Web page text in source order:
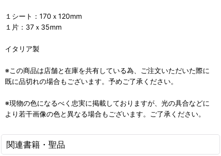
１シート：170ｘ120mm
１片：37ｘ35mm
イタリア製
※この商品は店舗と在庫を共有している為、ご注文いただいた際に
既に品切れの場合もございます。予めご了承ください。
※現物の色になるべく忠実に掲載しておりますが、光の具合などに
より若干画像の色と異なる場合もございます。ご了承ください。
関連書籍・聖品